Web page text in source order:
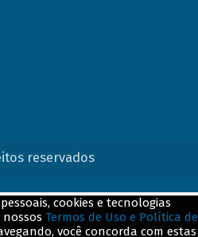
reservados
cookies e tecnologias
Termos de Uso e Política de
você concorda com estas